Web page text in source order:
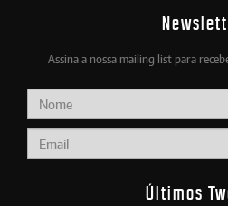
Assina a nossa mailing list para
Últimos